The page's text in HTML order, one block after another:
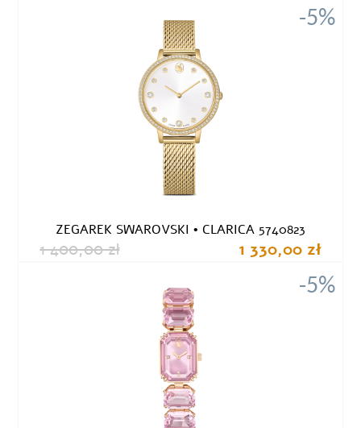
-5%
ZEGAREK SWAROVSKI • CLARICA 5740823
1 400,00 zł 1 330,00 zł
-5%